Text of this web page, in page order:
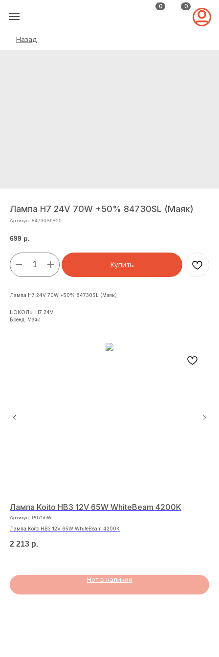
0 0
Назад
Лампа H7 24V 70W +50% 84730SL (Маяк)
Артикул: 84730SL+50
699 р.
Купить
Лампа H7 24V 70W +50% 84730SL (Маяк)
ЦОКОЛЬ: H7 24V
Бренд: Маяк
Лампа Koito HB3 12V 65W WhiteBeam 4200K
Артикул: P0756W
Лампа Koito HB3 12V 65W WhiteBeam 4200K
2 213 р.
Нет в наличии